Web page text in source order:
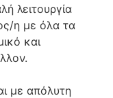
λειτουργία
η με όλα τα
και
με απόλυτη